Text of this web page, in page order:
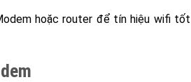
hoặc router để tín hiệu wifi tốt